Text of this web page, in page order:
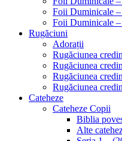
Foii Duminicale
Foii Duminicale
Rugăciuni
Adorații
Rugăciunea
Rugăciunea
Rugăciunea
Rugăciunea
Cateheze
Cateheze Copii
Biblia
Alte